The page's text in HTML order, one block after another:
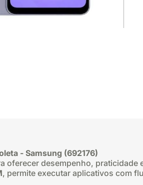
- Samsung (692176)
oferecer desempenho, praticidade
, permite executar aplicativos com